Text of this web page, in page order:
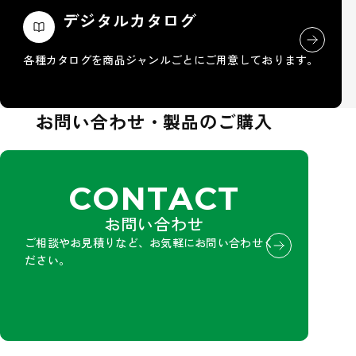
デジタルカタログ
各種カタログを商品ジャンルごとにご用意しております。
お問い合わせ・製品のご購入
CONTACT
お問い合わせ
ご相談やお見積りなど、お気軽にお問い合わせく
ださい。